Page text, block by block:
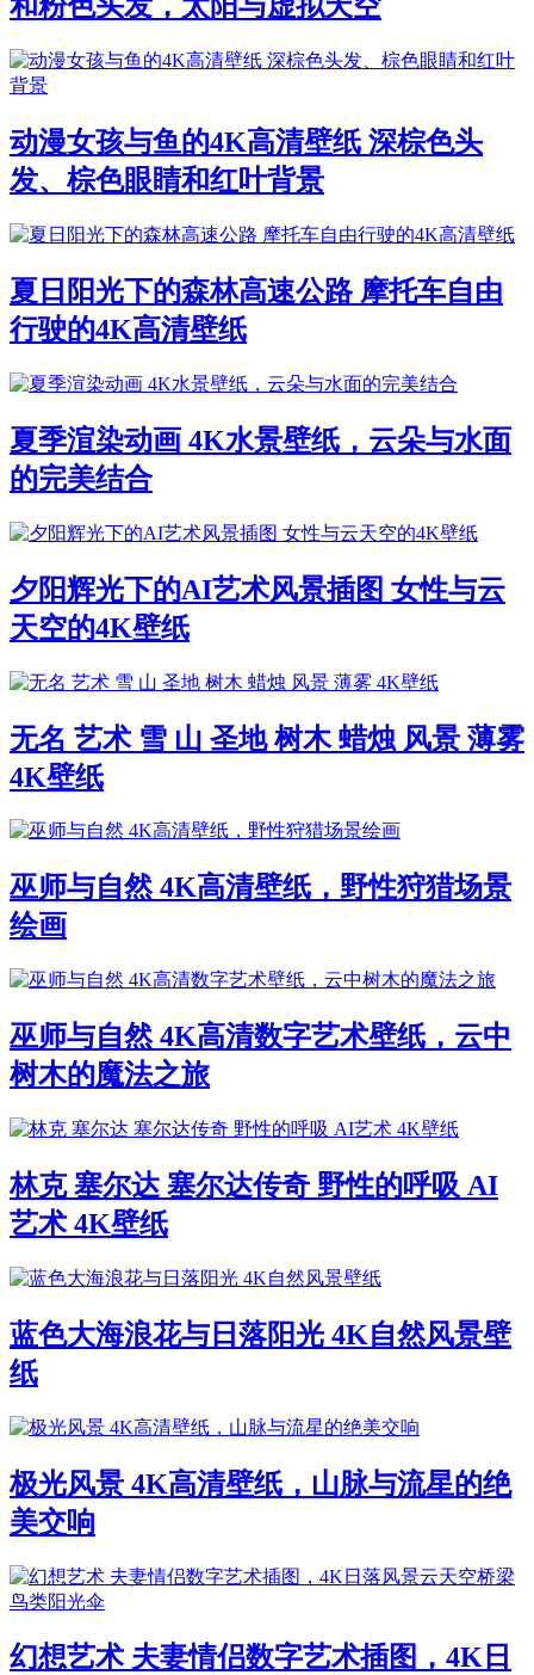
和粉色头发，太阳与虚拟天空
动漫女孩与鱼的4K高清壁纸 深棕色头
发、棕色眼睛和红叶背景
夏日阳光下的森林高速公路 摩托车自由
行驶的4K高清壁纸
夏季渲染动画 4K水景壁纸，云朵与水面
的完美结合
夕阳辉光下的AI艺术风景插图 女性与云
天空的4K壁纸
无名 艺术 雪 山 圣地 树木 蜡烛 风景 薄雾
4K壁纸
巫师与自然 4K高清壁纸，野性狩猎场景
绘画
巫师与自然 4K高清数字艺术壁纸，云中
树木的魔法之旅
林克 塞尔达 塞尔达传奇 野性的呼吸 AI
艺术 4K壁纸
蓝色大海浪花与日落阳光 4K自然风景壁
纸
极光风景 4K高清壁纸，山脉与流星的绝
美交响
幻想艺术 夫妻情侣数字艺术插图，4K日